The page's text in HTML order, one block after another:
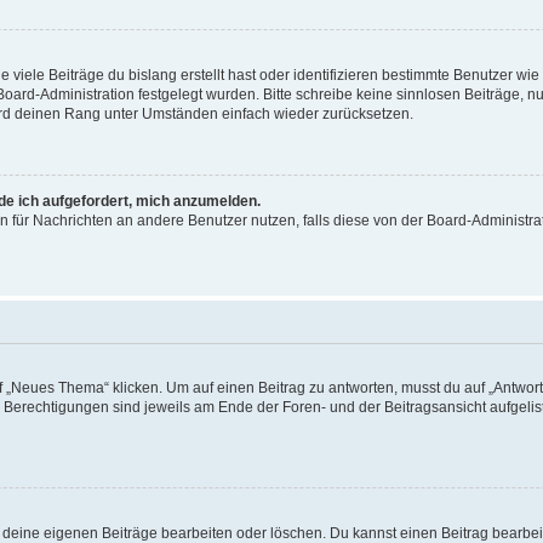
viele Beiträge du bislang erstellt hast oder identifizieren bestimmte Benutzer
Administration festgelegt wurden. Bitte schreibe keine sinnlosen Beiträge,
deinen Rang unter Umständen einfach wieder zurücksetzen.
ich aufgefordert, mich anzumelden.
Nachrichten an andere Benutzer nutzen, falls diese von der Board-
Thema“ klicken. Um auf einen Beitrag zu antworten, musst du auf
sind jeweils am Ende der Foren- und der Beitragsansicht
eigenen Beiträge bearbeiten oder löschen. Du kannst einen Beitrag